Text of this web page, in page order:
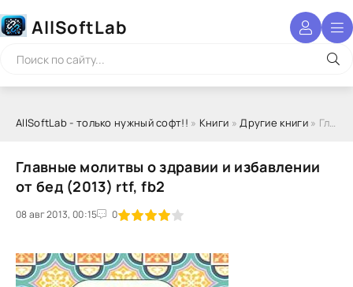
AllSoftLab
AllSoftLab - только нужный софт!! » Книги »Другие книги» Главные молитвы о здравии и избавлении от бед (2013) rtf, fb2
Главные молитвы о здравии и избавлении
от бед (2013) rtf, fb2
08 авг 2013, 00:15 0
1 2 3 4 5